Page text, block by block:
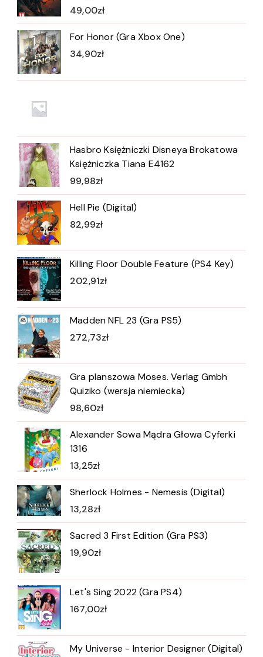
49,00zł
For Honor (Gra Xbox One)
34,90zł
Hasbro Księżniczki Disneya Brokatowa
Księżniczka Tiana E4162
99,98zł
Hell Pie (Digital)
82,99zł
Killing Floor Double Feature (PS4 Key)
202,91zł
Madden NFL 23 (Gra PS5)
272,73zł
Gra planszowa Moses. Verlag Gmbh
Quiziko (wersja niemiecka)
98,60zł
Alexander Sowa Mądra Głowa Cyferki
1316
13,25zł
Sherlock Holmes - Nemesis (Digital)
13,28zł
Sacred 3 First Edition (Gra PS3)
19,90zł
Let's Sing 2022 (Gra PS4)
167,00zł
My Universe - Interior Designer (Digital)